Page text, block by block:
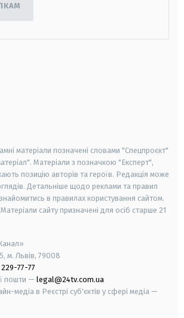
матеріали позначені словами "Спецпроєкт"
Матеріали з позначкою "Експерт",
позицію авторів та героїв. Редакція може
Детальніше щодо реклами та правил
в правилах користування сайтом.
Матеріали сайту призначені для осіб старше 21
м. Львів, 79008
77-77
пошти — legal@24tv.com.ua
медіа в Реєстрі суб'єктів у сфері медіа —